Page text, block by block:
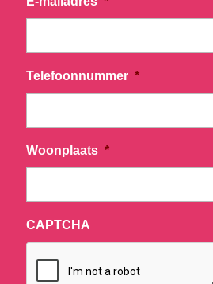
Telefoonnummer *
Woonplaats *
CAPTCHA